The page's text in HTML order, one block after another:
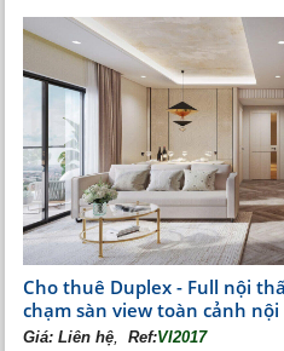
mọi nơi. Tiện ích đẳng cấp
rộng tới 10.000 m2 ngay
thưởng thức những buổi
Cho thuê Duplex - Full nội
chạm sàn view toàn cảnh nội
Giá:Liên hệ Ref:VI2017